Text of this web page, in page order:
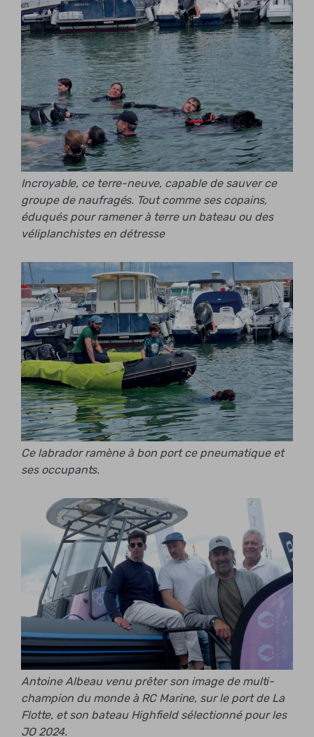
Incroyable, ce terre-neuve, capable de sauver ce
groupe de naufragés. Tout comme ses copains,
éduqués pour ramener à terre un bateau ou des
véliplanchistes en détresse
Ce labrador ramène à bon port ce pneumatique et
ses occupants.
Antoine Albeau venu prêter son image de multi-
champion du monde à RC Marine, sur le port de La
Flotte, et son bateau Highfield sélectionné pour les
JO 2024.